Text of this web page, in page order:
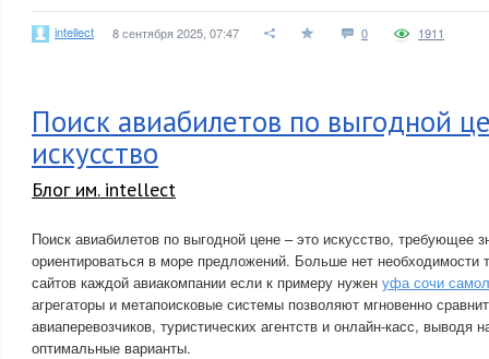
intellect 8 сентября 2025, 07:47 0 1911
Поиск авиабилетов по выгодной
искусство
Блог им. intellect
Поиск авиабилетов по выгодной цене – это искусство, требующее
ориентироваться в море предложений. Больше нет необходимости
сайтов каждой авиакомпании если к примеру нужен уфа сочи
агрегаторы и метапоисковые системы позволяют мгновенно
авиаперевозчиков, туристических агентств и онлайн-касс, выводя
оптимальные варианты.